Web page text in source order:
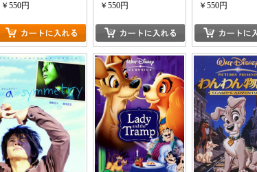
￥550円
￥550円
￥550円